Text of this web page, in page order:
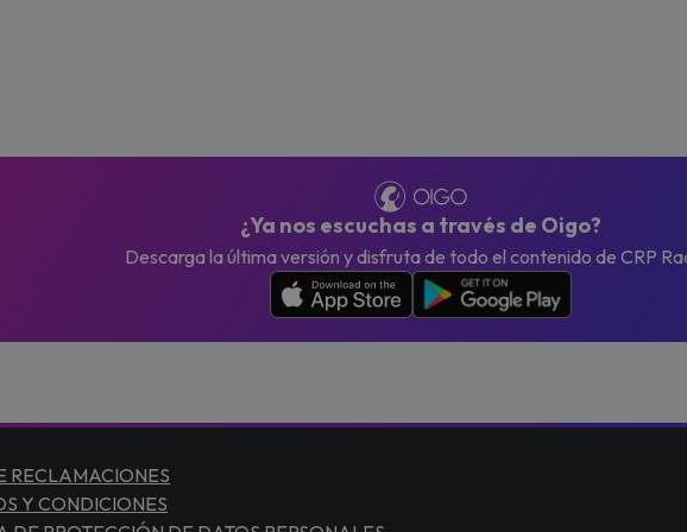
¿Ya nos escuchas a través de Oigo?
Descarga la última versión y disfruta de todo el contenido de CRP
RECLAMACIONES
Y CONDICIONES